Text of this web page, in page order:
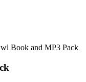
Book and MP3 Pack